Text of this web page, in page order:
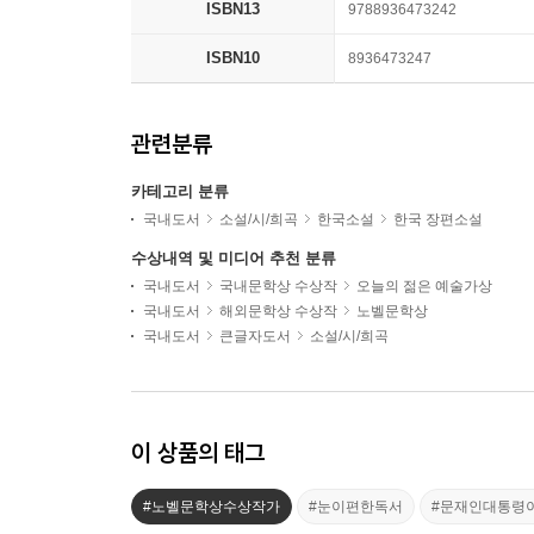
ISBN13 9788936473242
ISBN10 8936473247
관련분류
카테고리 분류
국내도서 소설/시/희곡 한국소설 한국 장편소설
수상내역 및 미디어 추천 분류
국내도서 국내문학상 수상작
오늘의 젊은 예술가상
국내도서
해외문학상 수상작
노벨문학상
국내도서
큰글자도서 소설/시/희곡
이 상품의 태그
#노벨문학상수상작가 #눈이편한독서 #문재인대통령